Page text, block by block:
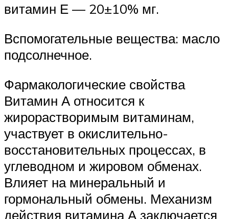
витамин Е — 20±10% мг.
Вспомогательные вещества: масло
подсолнечное.
Фармакологические свойства
Витамин А относится к
жирорастворимым витаминам,
участвует в окислительно-
восстановительных процессах, в
углеводном и жировом обменах.
Влияет на минеральный и
гормональный обмены. Механизм
действия витамина А заключается